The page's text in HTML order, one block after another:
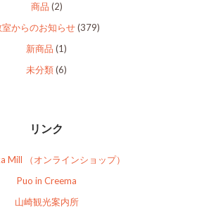
商品 (2)
室からのお知らせ(379)
新商品 (1)
未分類(6)
リンク
Mill （オンラインショップ）
Puo in Creema
山崎観光案内所